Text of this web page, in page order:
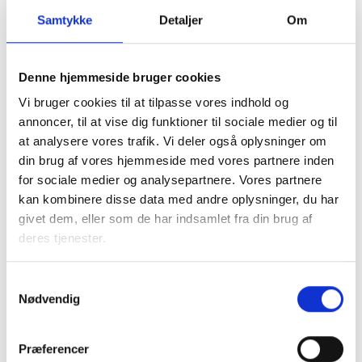
Samtykke Detaljer Om
Denne hjemmeside bruger cookies
Vi bruger cookies til at tilpasse vores indhold og
annoncer, til at vise dig funktioner til sociale medier og til
at analysere vores trafik. Vi deler også oplysninger om
din brug af vores hjemmeside med vores partnere inden
for sociale medier og analysepartnere. Vores partnere
kan kombinere disse data med andre oplysninger, du har
givet dem, eller som de har indsamlet fra din brug af
deres tjenester.
Nødvendig
Præferencer
en erhvervsejendom skal ansættes med udgangspunkt i
skulle ansættes ud fra, hvad der alternativt ville have været
tilladt at opføre på grundene, hvis der ikke havde været
opført erhvervsejendomme.
Det synes at fremgå af bemærkningerne til lovforslaget, at
såfremt der ikke sker en ensartet beskatning af ejerboliger
og lejeboliger efter den foreslåede model, så vil det true
markedet for ejerboliger. Her må det dog nøgternt
konstateres, at der i dag eksisterer et stort og
velfungerende marked for ejerboliger uden denne
Skatteministeriet anfører, at den forhøjede ejendomsskat
blot kan opkræves hos lejeren. Dermed synes det også at